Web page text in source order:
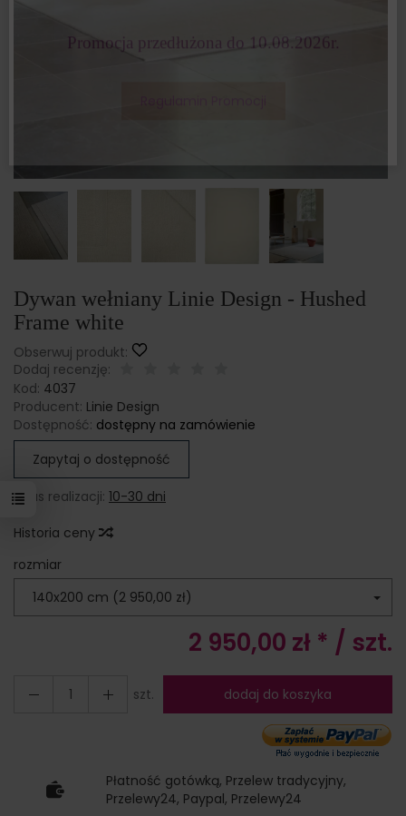
wartości powyżej 2000 zł - ten rabat
Promocja przedłużona do 10.08.2026r.
Dywan wełniany Linie Design - Hushed
Frame white
Obserwuj produkt:
Dodaj recenzję:
Kod: 4037
Producent: Linie Design
Dostępność: dostępny na zamówienie
Zapytaj o dostępność
Czas realizacji: 10-30 dni
Historia ceny
rozmiar
140x200 cm (2 950,00 zł)
2 950,00 zł * / szt.
szt. dodaj do koszyka
Płatność gotówką, Przelew tradycyjny,
Przelewy24, Paypal, Przelewy24